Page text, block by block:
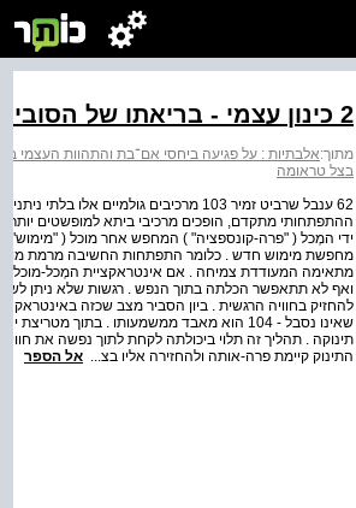
2 כינון עצמי - בריאתו של הסובייקט והתהוותה של חוויית היות
מתוך:אלבתיות : על פגיעה ביחסי אם־בת והתהוות העצמי
בצל טראומה
62 ענבל שרביט זמיר 103 מרכיבים
ההתפתחותי מתקדם, הופכים מרכיבי ביתא למופשטים
ידי המְכל ( "פרה-קונספציה" ) המחפש אחר מוכל ( "מימוש"
מחפשת מימוש חדש . כלומר התפתחות החשיבה מרמת
מתאימה המעודדת צמיחה . אם אינטראקציית המְכל-מוכל
ואף לא תתאפשר הכלתה בתוך הנפש . רגשות שלא ניתן
להחזיק בחוויה הרגשית . ביון הסביר מצב שכזה
שאינו נסבל - 104 הוא מאבד ממשמעותו .
התינוק קיימת פרה-אותה ולהחזירה אליו בצ... אל הספר